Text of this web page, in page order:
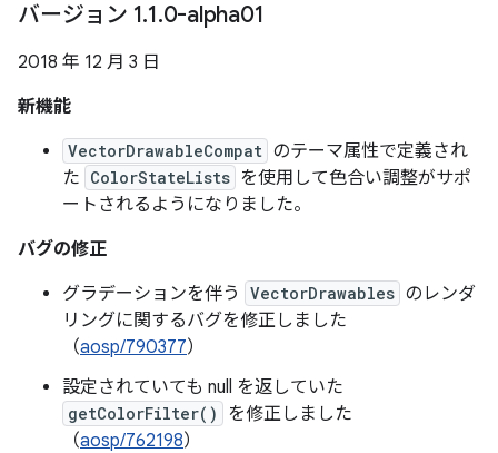
バージョン 1.1.0-alpha01
2018 年 12 月 3 日
新機能
VectorDrawableCompat のテーマ属性で定義され
た ColorStateLists を使用して色合い調整がサポ
ートされるようになりました。
バグの修正
グラデーションを伴う
VectorDrawables のレンダ
リングに関するバグを修正しました
（aosp/790377）
設定されていても null を返していた
getColorFilter()
を修正しました
（aosp/762198）